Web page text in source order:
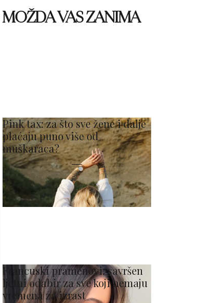
MOŽDA VAS ZANIMA
Pink tax: za što sve žene i dalje
plaćaju puno više od
muškaraca?
Francuski pramenovi: savršen
ljetni odabir za sve koji nemaju
vremena za izrast